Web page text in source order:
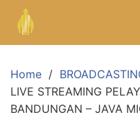
Home
LIVE STREAMING
BANDUNGAN – JAVA